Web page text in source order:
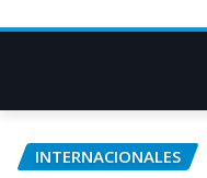
INTERNACIONALES